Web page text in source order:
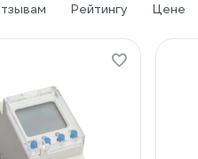
Рейтингу Цене